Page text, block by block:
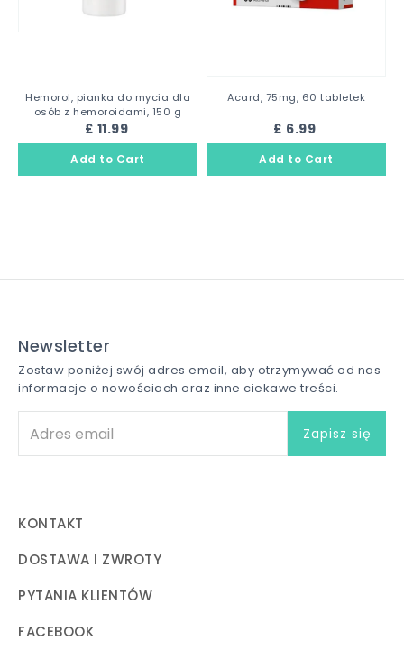
Hemorol, pianka do mycia dla
osób z hemoroidami, 150 g
£ 11.99
Acard, 75mg, 60 tabletek
£ 6.99
Newsletter
Zostaw poniżej swój adres email, aby otrzymywać od nas
informacje o nowościach oraz inne ciekawe treści.
KONTAKT
DOSTAWA I ZWROTY
PYTANIA KLIENTÓW
FACEBOOK